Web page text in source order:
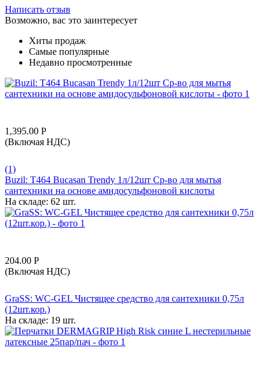
Написать отзыв
Возможно, вас это заинтересует
Хиты продаж
Самые популярные
Недавно просмотренные
1,395.00 Р
(Включая НДС)
(1)
Buzil: T464 Bucasan Trendy 1л/12шт Ср-во для мытья
сантехники на основе амидосульфоновой кислоты
На складе: 62 шт.
204.00 Р
(Включая НДС)
GraSS: WC-GEL Чистящее средство для сантехники 0,75л
(12шт.кор.)
На складе: 19 шт.